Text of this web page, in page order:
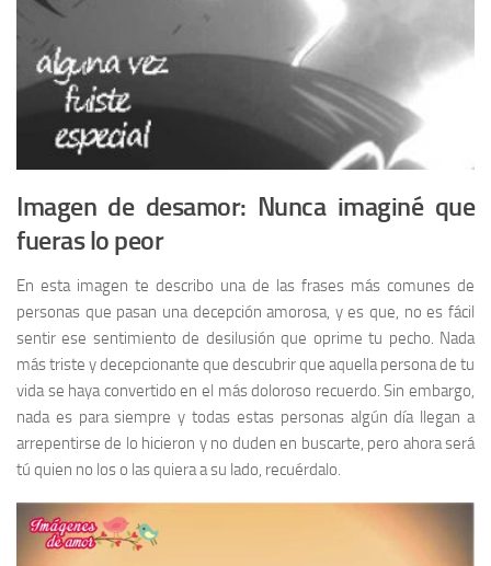
Imagen de desamor: Nunca imaginé que
fueras lo peor
En esta imagen te describo una de las frases más comunes de
personas que pasan una decepción amorosa, y es que, no es fácil
sentir ese sentimiento de desilusión que oprime tu pecho. Nada
más triste y decepcionante que descubrir que aquella persona de tu
vida se haya convertido en el más doloroso recuerdo. Sin embargo,
nada es para siempre y todas estas personas algún día llegan a
arrepentirse de lo hicieron y no duden en buscarte, pero ahora será
tú quien no los o las quiera a su lado, recuérdalo.